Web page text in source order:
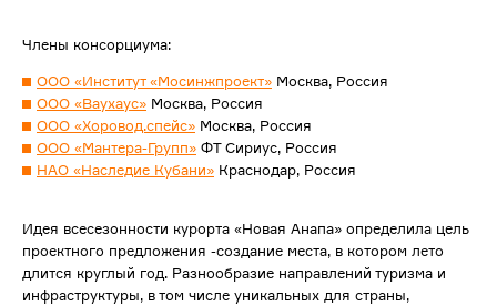
Члены консорциума:
ООО «Институт «Мосинжпроект» Москва, Россия
ООО «Ваухаус» Москва, Россия
ООО «Хоровод.спейс» Москва, Россия
ООО «Мантера-Групп» ФТ Сириус, Россия
НАО «Наследие Кубани» Краснодар, Россия
Идея всесезонности курорта «Новая Анапа» определила цель
проектного предложения -создание места, в котором лето
длится круглый год. Разнообразие направлений туризма и
инфраструктуры, в том числе уникальных для страны,